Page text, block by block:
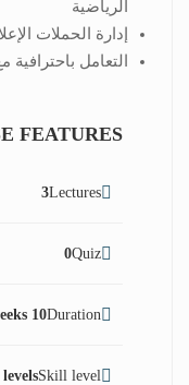
الرياضية
إدارة الحملات
التعامل باحترافية
FEATURES
Lectures
3
Quiz
0
Duration
10 weeks
Skill level